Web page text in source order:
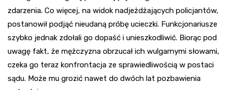
zdarzenia. Co więcej, na widok nadjeżdżających policjantów,
postanowił podjąć nieudaną próbę ucieczki. Funkcjonariusze
szybko jednak zdołali go dopaść i unieszkodliwić. Biorąc pod
uwagę fakt, że mężczyzna obrzucał ich wulgarnymi słowami,
czeka go teraz konfrontacja ze sprawiedliwością w postaci
sądu. Może mu grozić nawet do dwóch lat pozbawienia